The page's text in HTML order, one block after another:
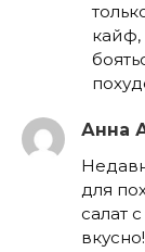
кайф,
Анна
для
салат